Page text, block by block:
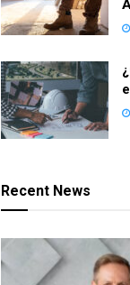
Recent News